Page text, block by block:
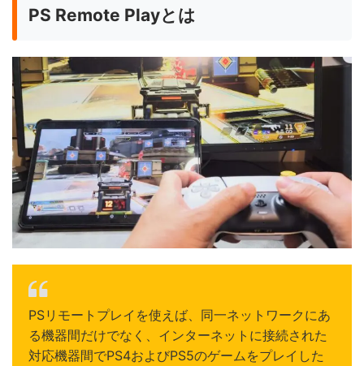
PS Remote Playとは
PSリモートプレイを使えば、同一ネットワークにあ
る機器間だけでなく、インターネットに接続された
対応機器間でPS4およびPS5のゲームをプレイした